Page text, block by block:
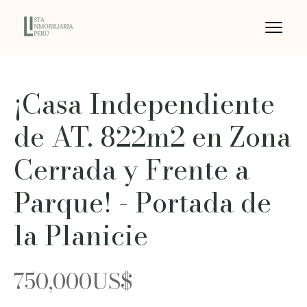
¡Casa Independiente
de AT. 822m2 en Zona
Cerrada y Frente a
Parque! - Portada de
la Planicie
750,000US$